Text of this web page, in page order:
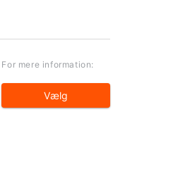
For mere information:
Vælg